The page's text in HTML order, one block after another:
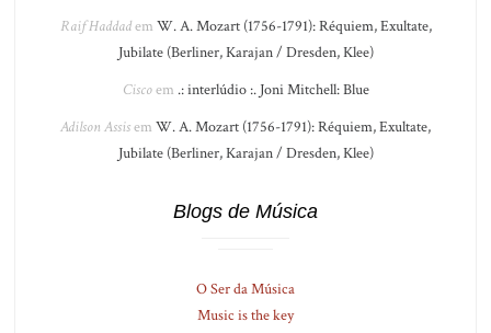
Raif Haddadem W. A. Mozart (1756-1791): Réquiem, Exultate,
Jubilate (Berliner, Karajan / Dresden, Klee)
Ciscoem .: interlúdio :. Joni Mitchell: Blue
Adilson Assisem W. A. Mozart (1756-1791): Réquiem, Exultate,
Jubilate (Berliner, Karajan / Dresden, Klee)
Blogs de Música
O Ser da Música
Music is the key